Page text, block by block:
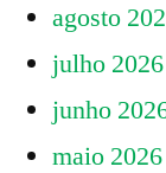
posts
agosto
julho 2026
junho
maio 2026